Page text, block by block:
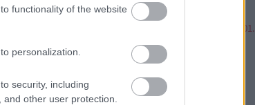
functionality of the website
personalization.
security, including
other user protection.
pcw cikkz
A Vírusok Varázslatos Világa 01.
VVV 03.
VVV 04.
VVV 05.
VVV 06.